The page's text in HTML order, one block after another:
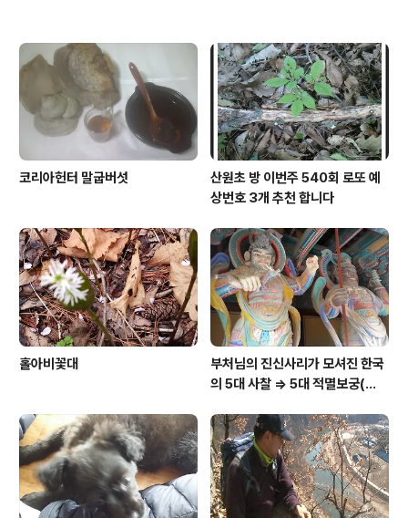
코리아헌터 말굽버섯
산원초 방 이번주 540회 로또 예
상번호 3개 추천 합니다
홀아비꽃대
부처님의 진신사리가 모셔진 한국
의 5대 사찰 => 5대 적멸보궁(寂